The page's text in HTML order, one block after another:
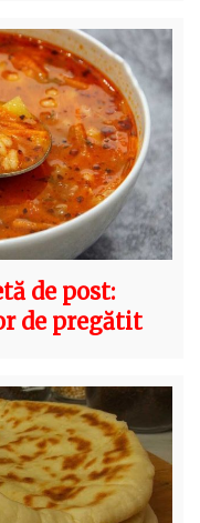
de post:
de pregătit